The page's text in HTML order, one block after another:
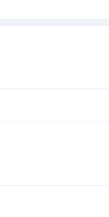
à frire Rond